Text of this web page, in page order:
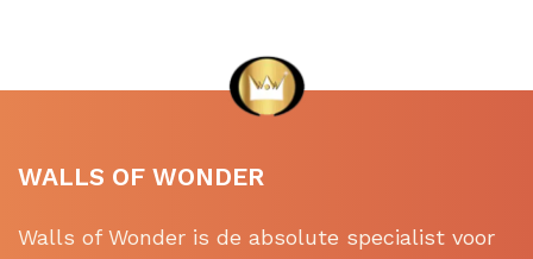
WALLS OF WONDER
Walls of Wonder is de absolute specialist voor